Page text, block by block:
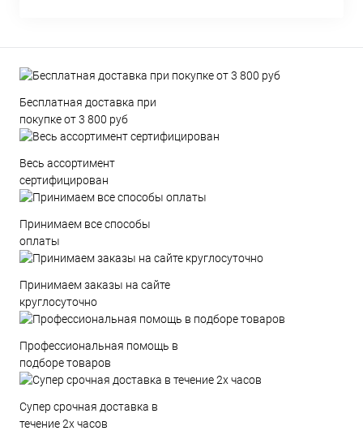
Бесплатная доставка при
покупке от 3 800 руб
Весь ассортимент
сертифицирован
Принимаем все способы
оплаты
Принимаем заказы на сайте
круглосуточно
Профессиональная помощь в
подборе товаров
Супер срочная доставка в
течение 2х часов